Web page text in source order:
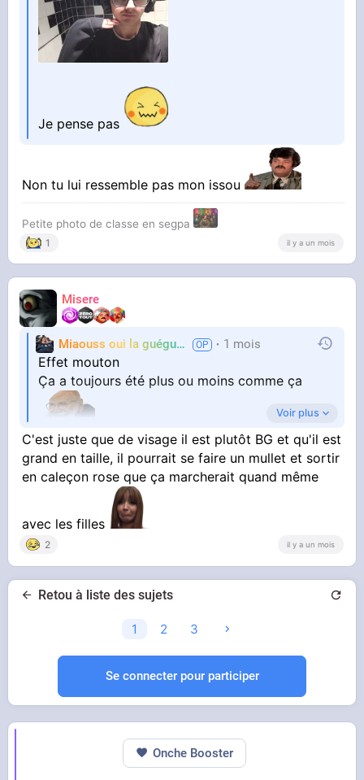
Je pense pas
Non tu lui ressemble pas mon issou
Petite photo de classe en segpa
1 il y a un mois
Misere
Miaouss oui la guéguérre TF6 1 mois
Effet mouton
Ça a toujours été plus ou moins comme ça
Après t'as tous les médias qui forcent en
l'invitant, konbini , Mouloud Achour, quotidien
L'algorithme Instagram qui force même quand
tu bloques tous ses comptes et comptes
sources
Si tu matraques des superlatifs cool sur
Ensuite il a construit son mythe du petit pauvre
Voir plus
C'est juste que de visage il est plutôt BG et qu'il est
grand en taille, il pourrait se faire un mullet et sortir
en caleçon rose que ça marcherait quand même
avec les filles
2 il y a un mois
Retou à liste des sujets
1 2 3
Se connecter pour participer
Onche Booster